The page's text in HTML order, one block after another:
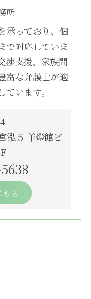
所
承っており、個
で対応していま
渉支援、家族問
富な弁護士が適
います。
泓５ 羊燈館ビ
ちら